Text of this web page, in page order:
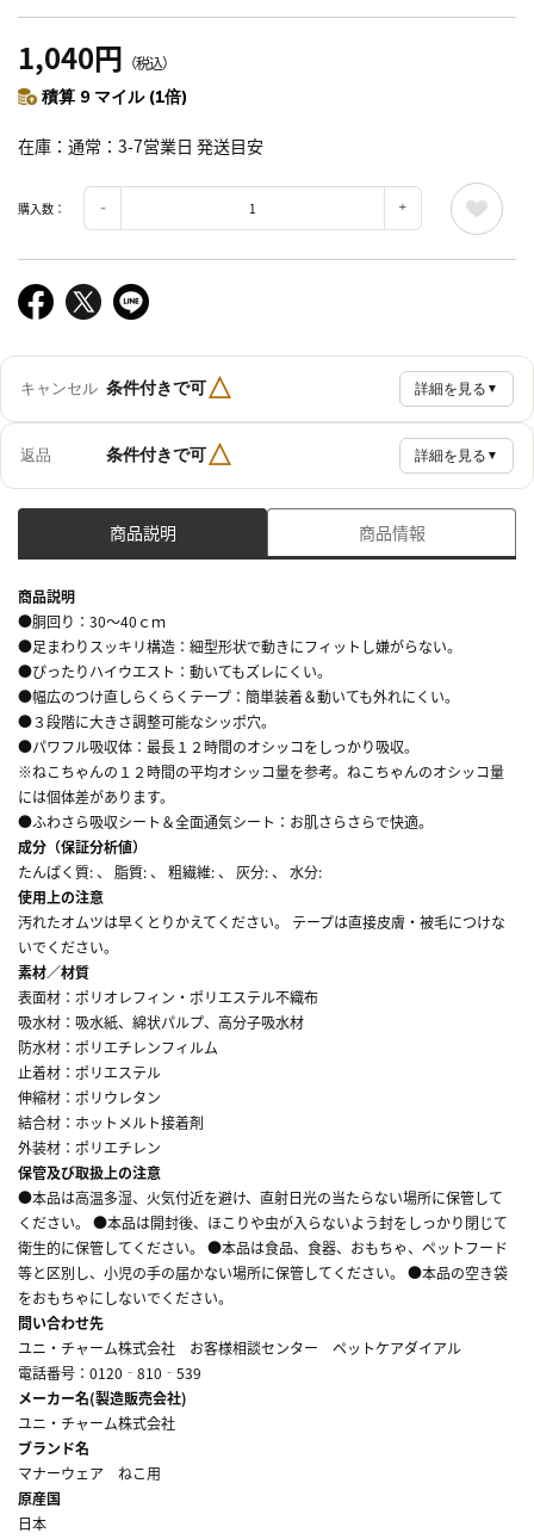
1,040円 （税込）
積算 9 マイル (1倍)
在庫 通常：3-7営業日 発送目安
購入数：
キャンセル 条件付きで可△ 詳細を見る ▼
返品 条件付きで可△ 詳細を見る ▼
商品説明 商品情報
商品説明
●胴回り：30～40ｃｍ
●足まわりスッキリ構造：細型形状で動きにフィットし嫌がらない。
●ぴったりハイウエスト：動いてもズレにくい。
●幅広のつけ直しらくらくテープ：簡単装着＆動いても外れにくい。
●３段階に大きさ調整可能なシッポ穴。
●パワフル吸収体：最長１２時間のオシッコをしっかり吸収。
※ねこちゃんの１２時間の平均オシッコ量を参考。ねこちゃんのオシッコ量
には個体差があります。
●ふわさら吸収シート＆全面通気シート：お肌さらさらで快適。
成分（保証分析値）
たんぱく質: 、 脂質: 、 粗繊維: 、 灰分: 、 水分:
使用上の注意
汚れたオムツは早くとりかえてください。 テープは直接皮膚・被毛につけな
いでください。
素材／材質
表面材：ポリオレフィン・ポリエステル不織布
吸水材：吸水紙、綿状パルプ、高分子吸水材
防水材：ポリエチレンフィルム
止着材：ポリエステル
伸縮材：ポリウレタン
結合材：ホットメルト接着剤
外装材：ポリエチレン
保管及び取扱上の注意
●本品は高温多湿、火気付近を避け、直射日光の当たらない場所に保管して
ください。 ●本品は開封後、ほこりや虫が入らないよう封をしっかり閉じて
衛生的に保管してください。 ●本品は食品、食器、おもちゃ、ペットフード
等と区別し、小児の手の届かない場所に保管してください。 ●本品の空き袋
をおもちゃにしないでください。
問い合わせ先
ユニ・チャーム株式会社 お客様相談センター ペットケアダイアル
電話番号：0120‐810‐539
メーカー名(製造販売会社)
ユニ・チャーム株式会社
ブランド名
マナーウェア ねこ用
原産国
日本